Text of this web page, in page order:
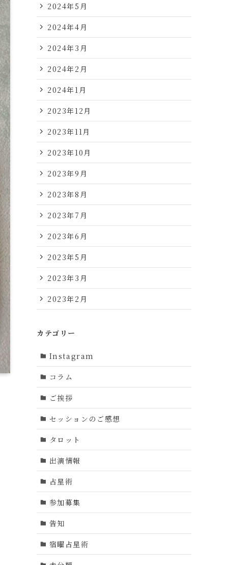
2024年5月
2024年4月
2024年3月
2024年2月
2024年1月
2023年12月
2023年11月
2023年10月
2023年9月
2023年8月
2023年7月
2023年6月
2023年5月
2023年3月
2023年2月
カテゴリー
Instagram
コラム
ご挨拶
セッションのご感想
タロット
出演情報
占星術
参加募集
告知
宿曜占星術